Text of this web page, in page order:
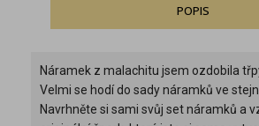
POPIS
Náramek z malachitu jsem ozdobila
Velmi se hodí do sady náramků ve
Navrhněte si sami svůj set náramků a